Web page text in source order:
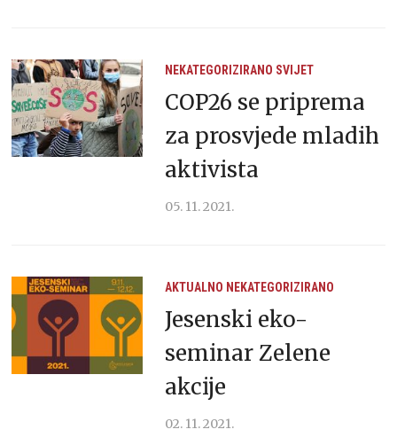
NEKATEGORIZIRANO SVIJET
COP26 se priprema
za prosvjede mladih
aktivista
05. 11. 2021.
AKTUALNO NEKATEGORIZIRANO
Jesenski eko-
seminar Zelene
akcije
02. 11. 2021.